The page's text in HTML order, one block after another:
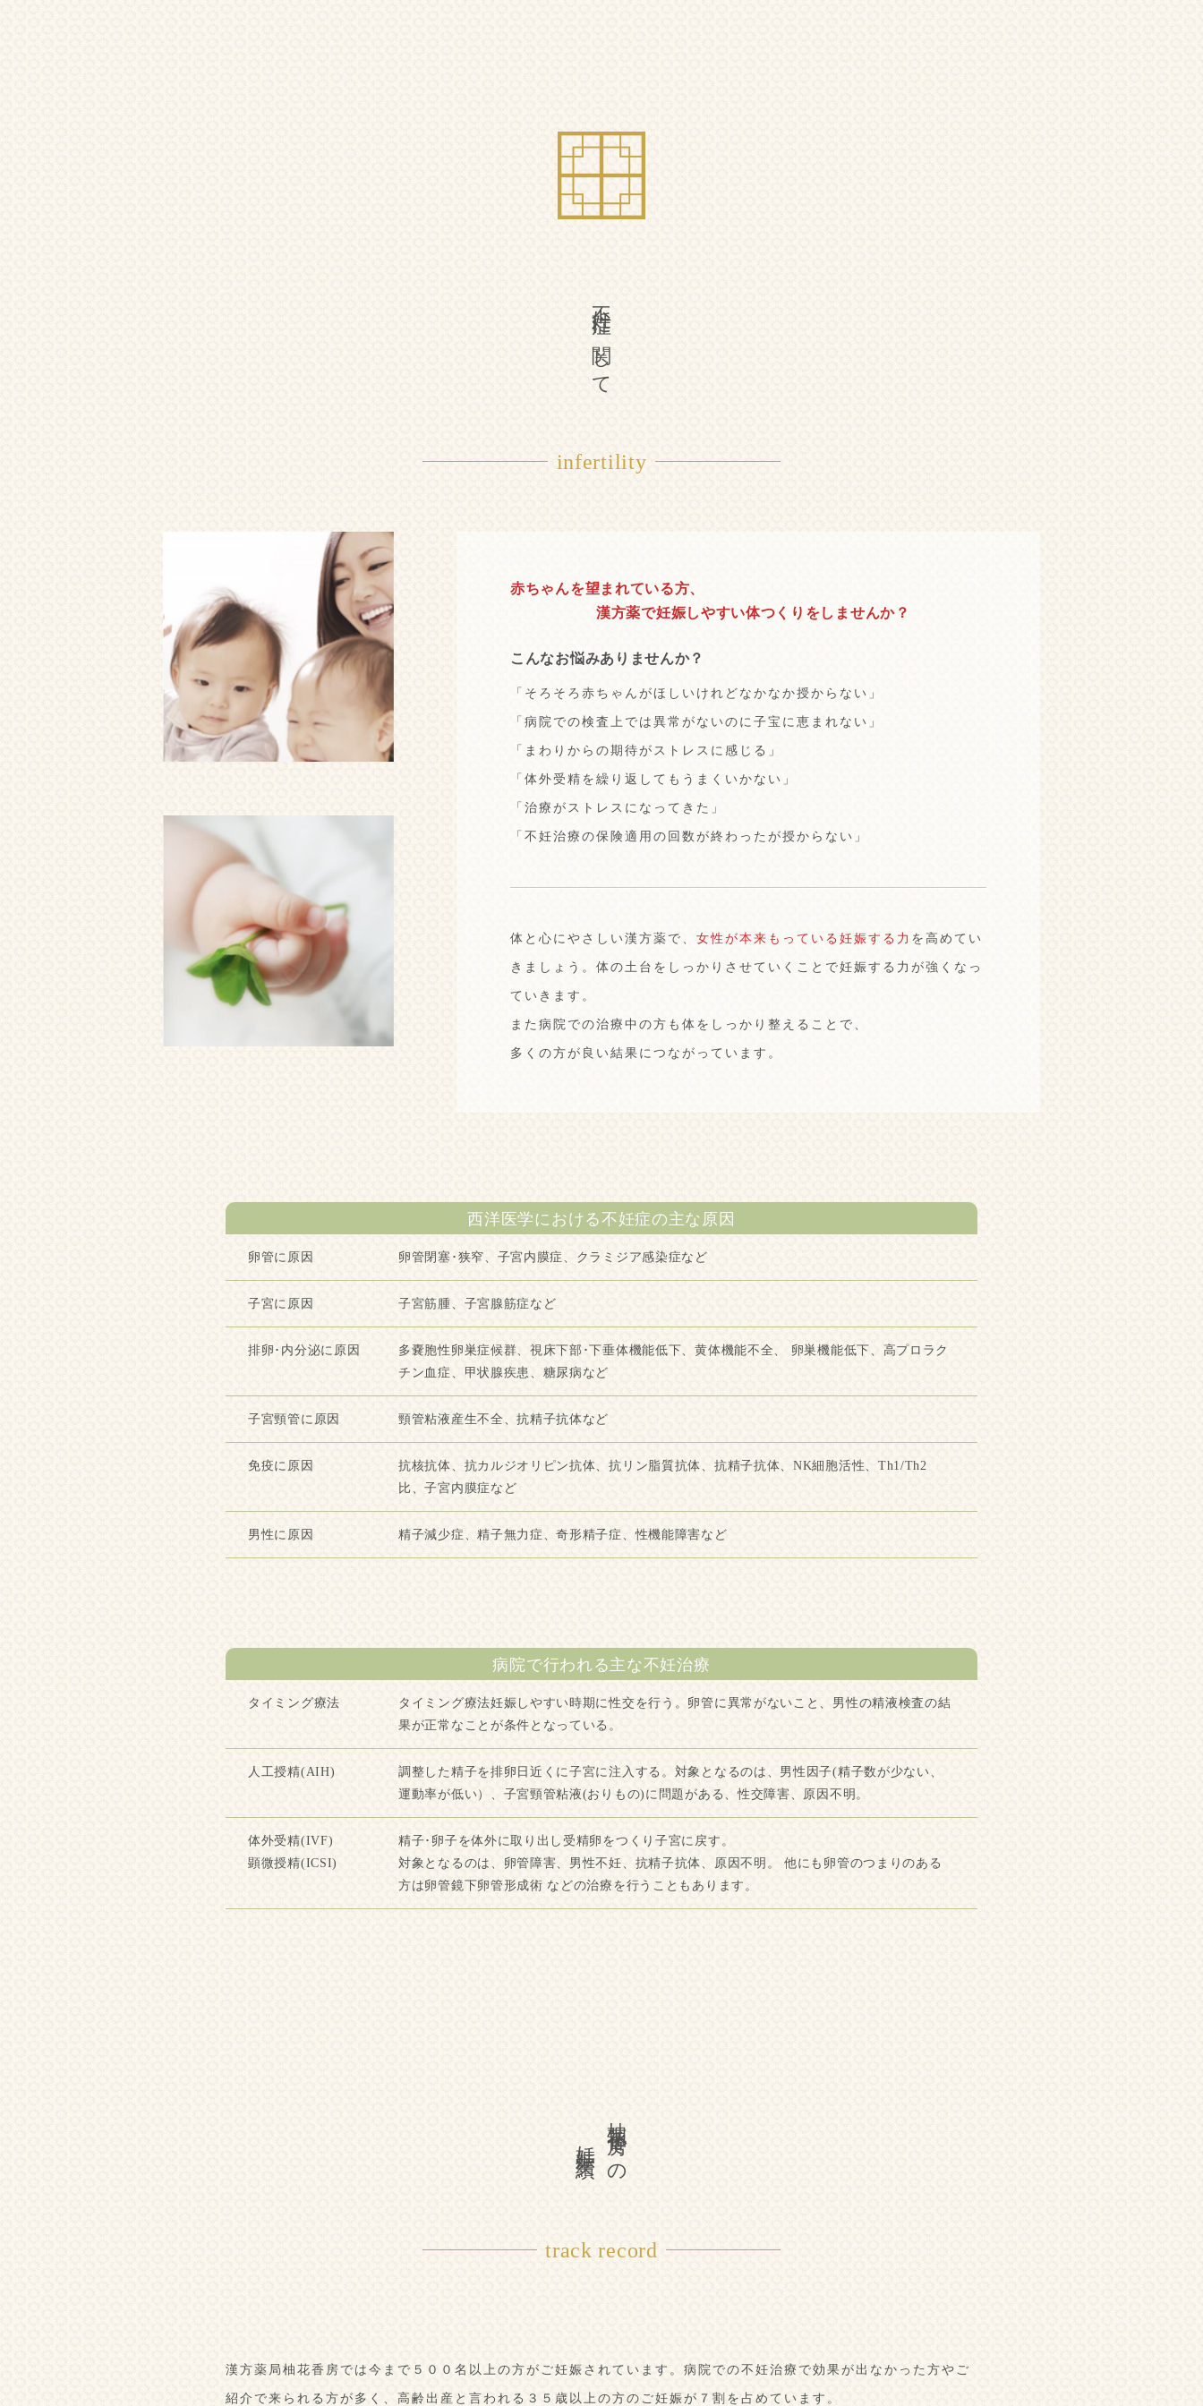
不妊症に関して
infertility
赤ちゃんを望まれている方、
漢方薬で妊娠しやすい体つくりをしませんか？
こんなお悩みありませんか？
「そろそろ赤ちゃんがほしいけれどなかなか授からない」
「病院での検査上では異常がないのに子宝に恵まれない」
「まわりからの期待がストレスに感じる」
「体外受精を繰り返してもうまくいかない」
「治療がストレスになってきた」
「不妊治療の保険適用の回数が終わったが授からない」
体と心にやさしい漢方薬で、 女性が本来もっている妊娠する力 を高めてい
きましょう。体の土台をしっかりさせていくことで妊娠する力が強くなっ
ていきます。
また病院での治療中の方も体をしっかり整えることで、
多くの方が良い結果につながっています。
西洋医学における不妊症の主な原因
卵管に原因 卵管閉塞･狭窄、子宮内膜症、クラミジア感染症など
子宮に原因 子宮筋腫、子宮腺筋症など
排卵･内分泌に原因
多嚢胞性卵巣症候群、視床下部･下垂体機能低下、黄体機能不全、 卵巣機能低下、高プロラク
チン血症、甲状腺疾患、糖尿病など
子宮頸管に原因 頸管粘液産生不全、抗精子抗体など
免疫に原因
抗核抗体、抗カルジオリピン抗体、抗リン脂質抗体、抗精子抗体、NK細胞活性、Th1/Th2
比、子宮内膜症など
男性に原因 精子減少症、精子無力症、奇形精子症、性機能障害など
病院で行われる主な不妊治療
タイミング療法
タイミング療法妊娠しやすい時期に性交を行う。卵管に異常がないこと、男性の精液検査の結
果が正常なことが条件となっている。
人工授精(AIH)
調整した精子を排卵日近くに子宮に注入する。対象となるのは、男性因子(精子数が少ない、
運動率が低い）、子宮頸管粘液(おりもの)に問題がある、性交障害、原因不明。
体外受精(IVF)
顕微授精(ICSI)
精子･卵子を体外に取り出し受精卵をつくり子宮に戻す。
対象となるのは、卵管障害、男性不妊、抗精子抗体、原因不明。 他にも卵管のつまりのある
方は卵管鏡下卵管形成術 などの治療を行うこともあります。
柚花香房での
track record
漢方薬局柚花香房では今まで５００名以上の方がご妊娠されています。病院での不妊治療で効果が出なかった方やご
紹介で来られる方が多く、高齢出産と言われる３５歳以上の方のご妊娠が７割を占めています。